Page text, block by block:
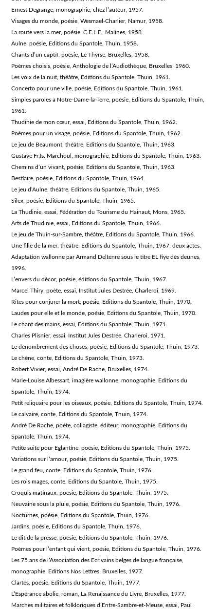
Ernest Degrange, monographie, chez l’auteur, 1957.
Visages du monde, poésie, Wesmael-Charlier, Namur, 1958.
La route vers la mer, poésie, C.E.L.F., Malines, 1958.
Aulne, poésie, Editions du Spantole, Thuin, 1958.
Chants d’un captif, poésie, Le Thyrse, Bruxelles, 1958.
Poèmes choisis, poésie, Anthologie de l’Audiothèque, Bruxelles, 1960.
Les voix de la nuit, théâtre, Editions du Spantole, Thuin, 1961.
Concerto pour une ville, poésie, Editions du Spantole, Thuin, 1961.
Simples paroles à Notre-Dame-la-Terre, poésie, Editions du Spantole, Thuin,
1961.
Thudinie de mon cœur, essai, Editions du Spantole, Thuin, 1962.
Poèmes pour un visage, poésie, Editions du Spantole, Thuin, 1962.
Le jeu de Beaumont, théâtre, Editions du Spantole, Thuin, 1963.
Gustave Fr.Is. Marchoul, monographie, Editions du Spantole, Thuin, 1963.
Chemins d’un vivant, poésie, Editions du Spantole, Thuin, 1963.
Bestiaire, poésie, Editions du Spantole, Thuin, 1964.
Le jeu d’Aulne, théâtre, Editions du Spantole, Thuin, 1965.
Silex, poésie, Editions du Spantole, Thuin, 1965.
La Thudinie, essai, Fédération du Tourisme du Hainaut, Mons, 1965.
Arts de Thudinie, essai, Editions du Spantole, Thuin, 1966.
Le jeu de Thuin-sur-Sambre, théâtre, Editions du Spantole, Thuin, 1966.
Une fille de la mer, théâtre, Editions du Spantole, Thuin, 1967, deux actes.
Adaptation wallonne par Armand Deltenre sous le titre EL fîye dès deunes,
1996.
L’envers du décor, poésie, éditions du Spantole, Thuin, 1967.
Marcel Thiry, poète, essai, Institut Jules Destrée, Charleroi, 1969.
Rites pour conjurer la mort, poésie, Editions du Spantole, Thuin, 1970.
Laudes pour elle et le monde, poésie, Editions du Spantole, Thuin, 1970.
Le chant des mains, essai, Editions du Spantole, Thuin, 1971.
Charles Plisnier, essai, Institut Jules Destrée, Charleroi, 1971.
Le dénombrement des choses, poésie, Editions du Spantole, Thuin, 1973.
Le chêne, conte, Editions du Spantole, Thuin, 1973.
Robert Vivier, essai, André De Rache, Bruxelles, 1974.
Marie-Louise Albessart, imagière wallonne, monographie, Editions du
Spantole, Thuin, 1974.
Petit reliquaire pour les oiseaux, poésie, Editions du Spantole, Thuin, 1974.
Le calvaire, conte, Editions du Spantole, Thuin, 1974.
André De Rache, poète, collagiste, éditeur, monographie, Editions du
Spantole, Thuin, 1974.
Petite suite pour Eglantine, poésie, Editions du Spantole, Thuin, 1975.
Variations sur l’amour, poésie, Editions du Spantole, Thuin, 1975.
Le grand feu, conte, Editions du Spantole, Thuin, 1976.
Les rois mages, conte, Editions du Spantole, Thuin, 1975.
Croquis matinaux, poésie, Editions du Spantole, Thuin, 1975.
Neuvaine sous la pluie, poésie, Editions du Spantole, Thuin, 1976.
Nocturnes, poésie, Editions du Spantole, Thuin, 1976.
Jardins, poésie, Editions du Spantole, Thuin, 1976.
Le dit de la presse, poésie, Editions du Spantole, Thuin, 1976.
Poèmes pour l’enfant qui vient, poésie, Editions du Spantole, Thuin, 1976.
Les 75 ans de l’Association des Ecrivains belges de langue française,
monographie, Editions Nos Lettres, Bruxelles, 1977.
Clartés, poésie, Editions du Spantole, Thuin, 1977.
L’Espérance abolie, roman, La Renaissance du Livre, Bruxelles, 1977.
Marches militaires et folkloriques d’Entre-Sambre-et-Meuse, essai, Paul